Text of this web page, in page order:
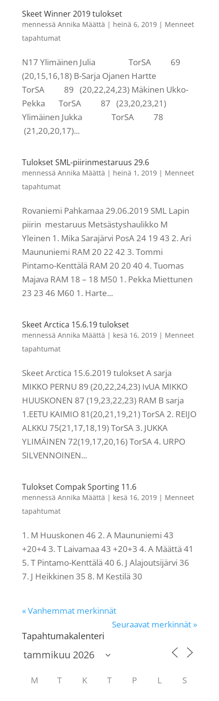
Skeet Winner 2019 tulokset
mennessä Annika Määttä | heinä 6, 2019| Menneet
tapahtumat
N17 Ylimäinen Julia TorSA 69
(20,15,16,18) B-Sarja Ojanen Hartte
TorSA 89 (20,22,24,23) Mäkinen Ukko-
Pekka TorSA 87 (23,20,23,21)
Ylimäinen Jukka TorSA 78
(21,20,20,17)...
Tulokset SML-piirinmestaruus 29.6
mennessä Annika Määttä | heinä 1, 2019| Menneet
tapahtumat
Rovaniemi Pahkamaa 29.06.2019 SML Lapin
piirin mestaruus Metsästyshaulikko M
Yleinen 1. Mika Sarajärvi PosA 24 19 43 2. Ari
Maununiemi RAM 20 22 42 3. Tommi
Pintamo-Kenttälä RAM 20 20 40 4. Tuomas
Majava RAM 18 – 18 M50 1. Pekka Miettunen
23 23 46 M60 1. Harte...
Skeet Arctica 15.6.19 tulokset
mennessä Annika Määttä | kesä 16, 2019| Menneet
tapahtumat
Skeet Arctica 15.6.2019 tulokset A sarja
MIKKO PERNU 89 (20,22,24,23) IvUA MIKKO
HUUSKONEN 87 (19,23,22,23) RAM B sarja
1.EETU KAIMIO 81(20,21,19,21) TorSA 2. REIJO
ALKKU 75(21,17,18,19) TorSA 3. JUKKA
YLIMÄINEN 72(19,17,20,16) TorSA 4. URPO
SILVENNOINEN...
Tulokset Compak Sporting 11.6
mennessä Annika Määttä | kesä 16, 2019| Menneet
tapahtumat
1. M Huuskonen 46 2. A Maununiemi 43
+20+4 3. T Laivamaa 43 +20+3 4. A Määttä 41
5. T Pintamo-Kenttälä 40 6. J Alajoutsijärvi 36
7. J Heikkinen 35 8. M Kestilä 30
« Vanhemmat merkinnät
Seuraavat merkinnät »
Tapahtumakalenteri
M T K T P L S